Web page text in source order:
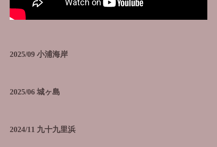
2025/09 小浦海岸
2025/06 城ヶ島
2024/11 九十九里浜